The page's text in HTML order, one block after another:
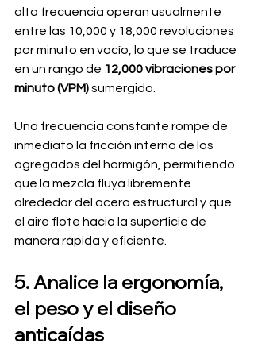
alta frecuencia operan usualmente
entre las 10,000 y 18,000 revoluciones
por minuto en vacío, lo que se traduce
en un rango de 12,000 vibraciones por
minuto (VPM) sumergido.
Una frecuencia constante rompe de
inmediato la fricción interna de los
agregados del hormigón, permitiendo
que la mezcla fluya libremente
alrededor del acero estructural y que
el aire flote hacia la superficie de
manera rápida y eficiente.
5. Analice la ergonomía,
el peso y el diseño
anticaídas